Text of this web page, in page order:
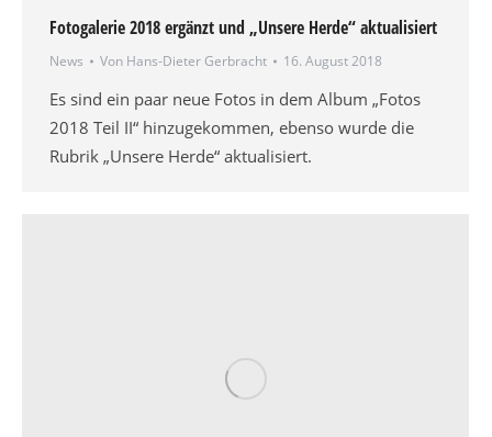
Fotogalerie 2018 ergänzt und „Unsere Herde“ aktualisiert
News Von Hans-Dieter Gerbracht 16. August 2018
Es sind ein paar neue Fotos in dem Album „Fotos
2018 Teil II“ hinzugekommen, ebenso wurde die
Rubrik „Unsere Herde“ aktualisiert.